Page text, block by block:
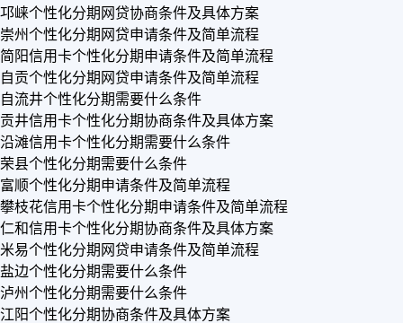
邛崃个性化分期网贷协商条件及具体方案
崇州个性化分期网贷申请条件及简单流程
简阳信用卡个性化分期申请条件及简单流程
自贡个性化分期网贷申请条件及简单流程
自流井个性化分期需要什么条件
贡井信用卡个性化分期协商条件及具体方案
沿滩信用卡个性化分期需要什么条件
荣县个性化分期需要什么条件
富顺个性化分期申请条件及简单流程
攀枝花信用卡个性化分期申请条件及简单流程
仁和信用卡个性化分期协商条件及具体方案
米易个性化分期网贷申请条件及简单流程
盐边个性化分期需要什么条件
泸州个性化分期需要什么条件
江阳个性化分期协商条件及具体方案